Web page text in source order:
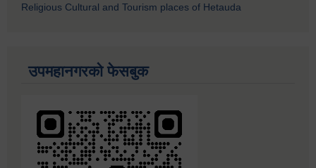
Religious Cultural and Tourism places of Hetauda
उपमहानगरको फेसबुक